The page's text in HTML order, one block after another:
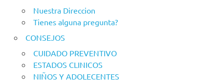
Nuestra Direccion
Tienes alguna pregunta?
CONSEJOS
CUIDADO PREVENTIVO
ESTADOS CLINICOS
NIÑOS Y ADOLECENTES